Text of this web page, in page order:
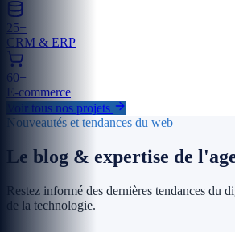
25+
CRM & ERP
60+
E-commerce
Voir tous nos projets
Nouveautés et tendances du web
Le blog & expertise de
Restez informé des dernières tendances du
de la technologie.